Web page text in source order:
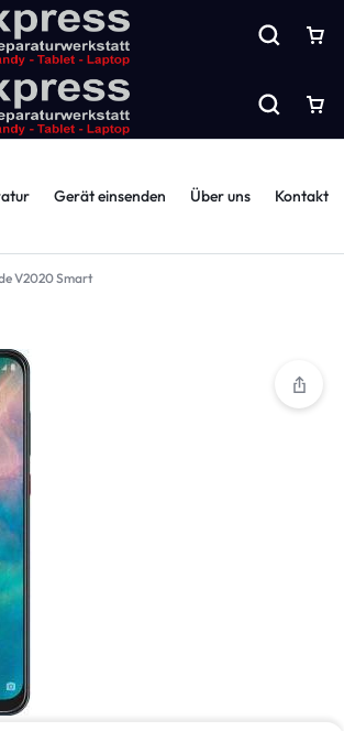
Gerät einsenden Über uns Kontakt
V2020 Smart